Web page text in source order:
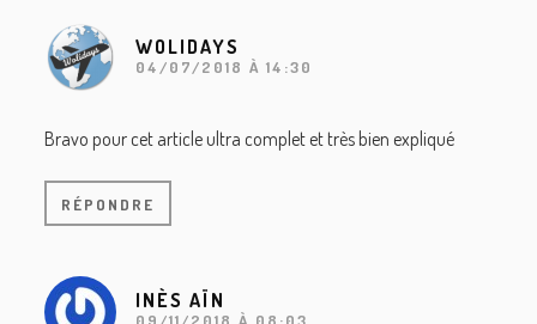
lecteur
WOLIDAYS
04/07/2018 À 14:30
Bravo pour cet article ultra complet et très bien expliqué
RÉPONDRE
INÈS AÏN